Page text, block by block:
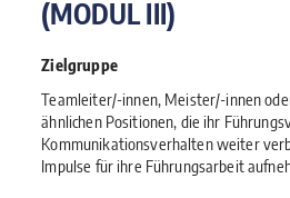
(MODUL III)
Zielgruppe
Teamleiter/-innen, Meister/-innen
ähnlichen Positionen, die ihr
Kommunikationsverhalten weiter
Impulse für ihre Führungsarbeit